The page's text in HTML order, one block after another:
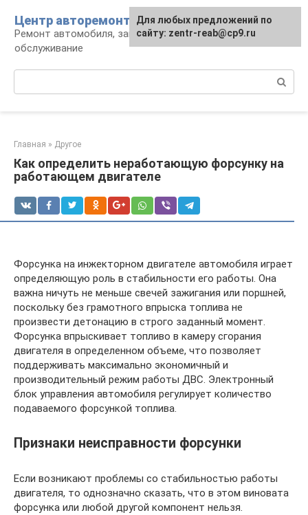
контенту
Центр авторемонта
Ремонт автомобиля, запчасти и
обслуживание
Главная » Другое
Как определить неработающую форсунку на
работающем двигателе
Форсунка на инжекторном двигателе автомобиля играет
определяющую роль в стабильности его работы. Она
важна ничуть не меньше свечей зажигания или поршней,
поскольку без грамотного впрыска топлива не
произвести детонацию в строго заданный момент.
Форсунка впрыскивает топливо в камеру сгорания
двигателя в определенном объеме, что позволяет
поддерживать максимально экономичный и
производительный режим работы ДВС. Электронный
блок управления автомобиля регулирует количество
подаваемого форсункой топлива.
Признаки неисправности форсунки
Если возникают проблемы со стабильностью работы
двигателя, то однозначно сказать, что в этом виновата
форсунка или любой другой компонент нельзя.
Для любых предложений по
сайту: zentr-reab@cp9.ru